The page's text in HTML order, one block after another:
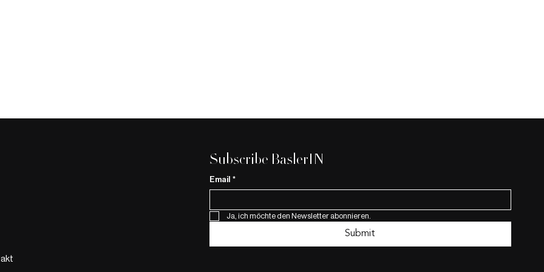
BEST COCKTAILS IN TOWN
Subscribe BaslerIN
Email *
Ja, ich möchte den Newsletter abonnieren.
Submit